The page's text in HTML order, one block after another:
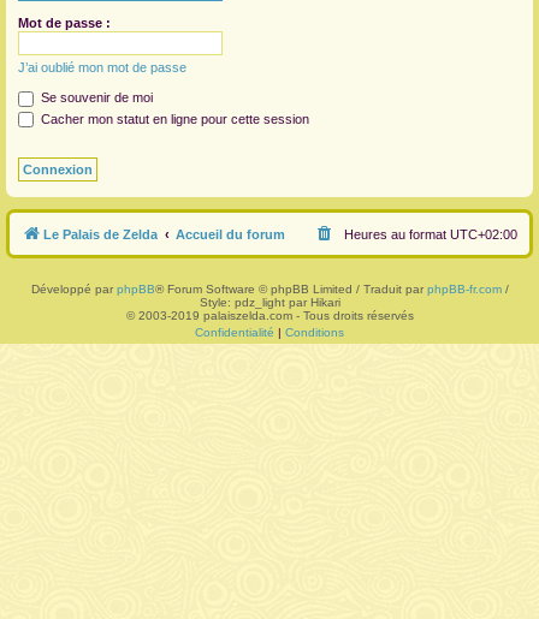
Mot de passe :
J’ai oublié mon mot de passe
Se souvenir de moi
Cacher mon statut en ligne pour cette session
Le Palais de Zelda Accueil du forum Heures au format UTC+02:00
Développé par phpBB® Forum Software © phpBB Limited / Traduit par phpBB-fr.com/
Style: pdz_light par Hikari
© 2003-2019 palaiszelda.com - Tous droits réservés
Confidentialité | Conditions